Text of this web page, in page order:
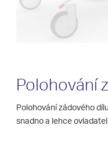
Polohování
Polohování zádového
snadno a lehce